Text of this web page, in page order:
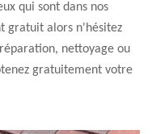
qui sont dans nos
gratuit alors n'hésitez
nettoyage ou
gratuitement votre